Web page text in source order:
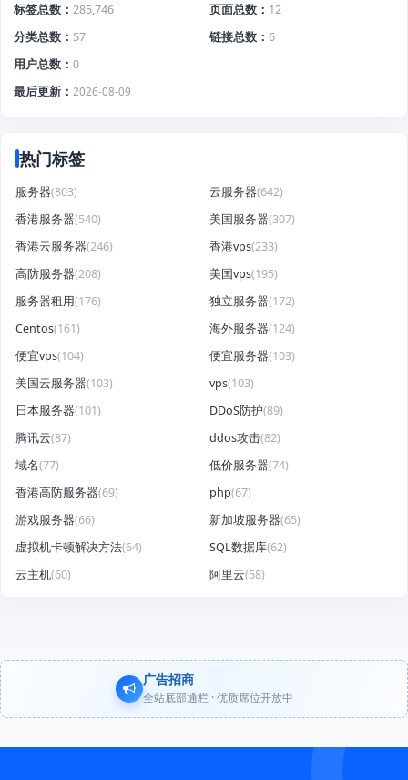
标签总数
285,746 页面总数
12
分类总数
57 链接总数
6
用户总数
0
最后更新
2026-08-09
热门标签
服务器(803) 云服务器(642)
香港服务器(540) 美国服务器(307)
香港云服务器(246) 香港vps(233)
高防服务器(208) 美国vps(195)
服务器租用(176) 独立服务器(172)
Centos(161) 海外服务器(124)
便宜vps(104) 便宜服务器(103)
美国云服务器(103) vps(103)
日本服务器(101) DDoS防护(89)
腾讯云(87) ddos攻击(82)
域名(77) 低价服务器(74)
香港高防服务器(69) php(67)
游戏服务器(66) 新加坡服务器(65)
虚拟机卡顿解决方法(64) SQL数据库(62)
云主机(60) 阿里云(58)
广告招商
全站底部通栏 · 优质席位开放中